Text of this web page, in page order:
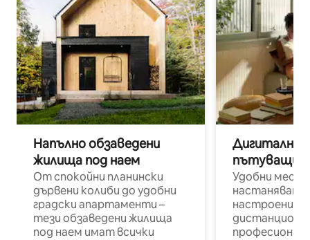
Напълно обзаведени
жилища под наем
От спокойни планински
дървени колиби до удобни
градски апартаменти –
тези обзаведени жилища
под наем имат всички
Дигитални
пътуващи
Удобни
настаняване
настроени и